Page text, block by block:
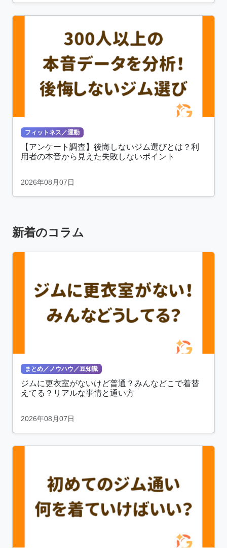
フィットネス／運動
【アンケート調査】後悔しないジム選びとは？利
用者の本音から見えた失敗しないポイント
2026年08月07日
新着のコラム
まとめ／ノウハウ／豆知識
ジムに更衣室がないけど普通？みんなどこで着替
えてる？リアルな事情と通い方
2026年08月07日